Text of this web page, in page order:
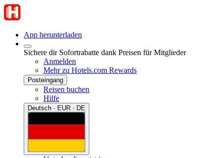
App herunterladen
Sichere dir Sofortrabatte dank Preisen für Mitglieder
Anmelden
Mehr zu Hotels.com Rewards
Posteingang
Reisen buchen
Hilfe
Deutsch · EUR · DE